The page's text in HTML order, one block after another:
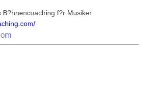
f?r Musiker